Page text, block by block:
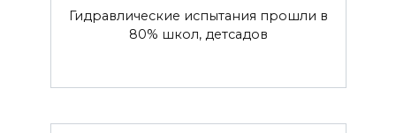
Гидравлические испытания прошли в
80% школ, детсадов